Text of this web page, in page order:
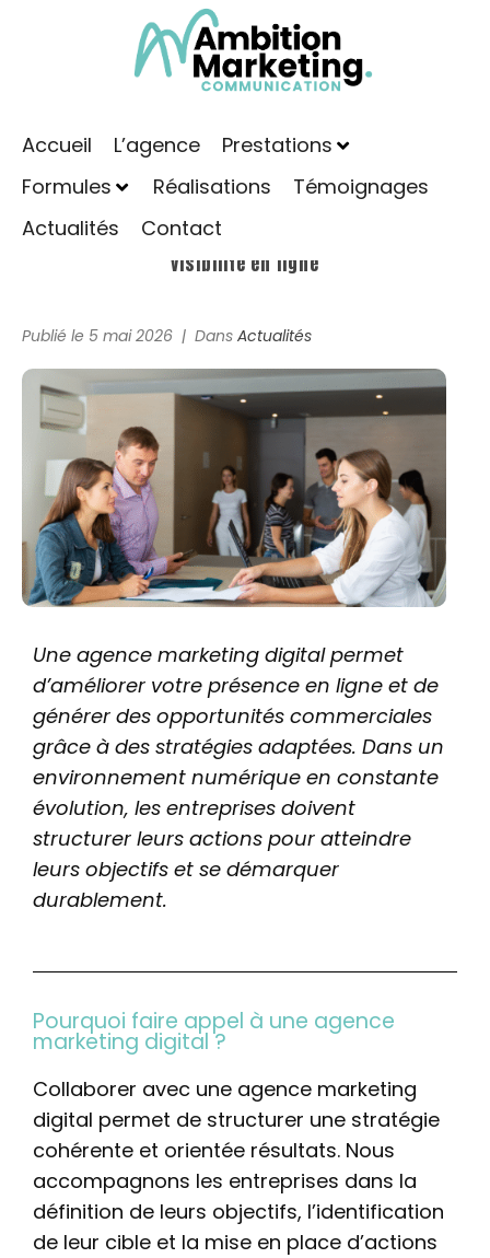
Accueil L’agence
Prestations
Formules
Réalisations
Témoignages
Actualités
Contact
Agence marketing digital : développez votre
visibilité en ligne
Publié le 5 mai 2026 Dans Actualités
Une agence marketing digital permet
d’améliorer votre présence en ligne et de
générer des opportunités commerciales
grâce à des stratégies adaptées. Dans un
environnement numérique en constante
évolution, les entreprises doivent
structurer leurs actions pour atteindre
leurs objectifs et se démarquer
durablement.
Pourquoi faire appel à une agence
marketing digital ?
Collaborer avec une agence marketing
digital permet de structurer une stratégie
cohérente et orientée résultats. Nous
accompagnons les entreprises dans la
définition de leurs objectifs, l’identification
de leur cible et la mise en place d’actions